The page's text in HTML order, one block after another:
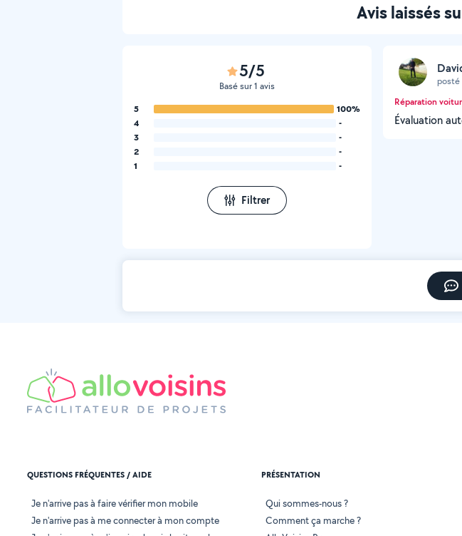
Avis laissés
5/5
Basé sur 1 avis
5
100%
4
-
3
-
2
-
1
-
Filtrer
posté
Réparation
Évaluation
QUESTIONS FRÉQUENTES / AIDE
Je n'arrive pas à faire vérifier mon mobile
Je n'arrive pas à me connecter à mon compte
PRÉSENTATION
Qui sommes-nous ?
Comment ça marche ?